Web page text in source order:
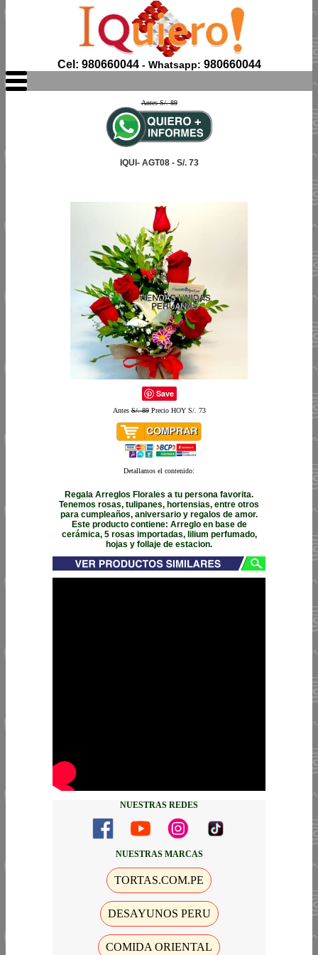
Cel: 980660044- Whatsapp: 980660044
Antes S/. 89
IQUI- AGT08 - S/. 73
Save
AntesS/. 89Precio HOY S/. 73
Detallamos el contenido:
Regala Arreglos Florales a tu persona favorita.
Tenemos rosas, tulipanes, hortensias, entre otros
para cumpleaños, aniversario y regalos de amor.
Este producto contiene: Arreglo en base de
cerámica, 5 rosas importadas, lilium perfumado,
hojas y follaje de estacion.
NUESTRAS REDES
NUESTRAS MARCAS
TORTAS.COM.PE
DESAYUNOS PERU
COMIDA ORIENTAL